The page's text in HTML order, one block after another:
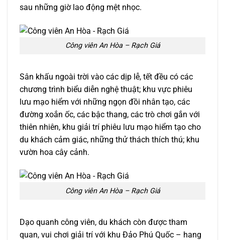
sau những giờ lao động mệt nhọc.
Công viên An Hòa – Rạch Giá
Sân khấu ngoài trời vào các dịp lễ, tết đều có các
chương trình biểu diễn nghệ thuật; khu vực phiêu
lưu mạo hiểm với những ngọn đồi nhân tạo, các
đường xoắn ốc, các bậc thang, các trò chơi gắn với
thiên nhiên, khu giải trí phiêu lưu mạo hiểm tạo cho
du khách cảm giác, những thử thách thích thú; khu
vườn hoa cây cảnh.
Công viên An Hòa – Rạch Giá
Dạo quanh công viên, du khách còn được tham
quan, vui chơi giải trí với khu Đảo Phú Quốc – hang